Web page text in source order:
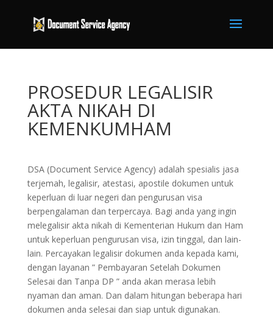
PROSEDUR LEGALISIR
AKTA NIKAH DI
KEMENKUMHAM
DSA (Document Service Agency) adalah spesialis jasa
terjemah, legalisir, atestasi, apostile dokumen untuk
keperluan di luar negeri dan pengurusan visa
berpengalaman dan terpercaya. Bagi anda yang ingin
melegalisir akta nikah di Kementerian Hukum dan Ham
untuk keperluan pengurusan visa, izin tinggal, dan lain-
lain. Percayakan legalisir dokumen anda kepada kami,
dengan layanan ” Pembayaran Setelah Dokumen
Selesai dan Tanpa DP ” anda akan merasa lebih
nyaman dan aman. Dan dalam hitungan beberapa hari
dokumen anda selesai dan siap untuk digunakan.